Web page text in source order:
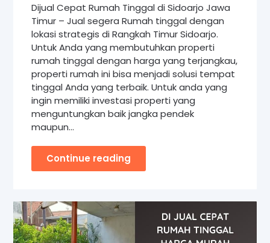
Dijual Cepat Rumah Tinggal di Sidoarjo Jawa
Timur – Jual segera Rumah tinggal dengan
lokasi strategis di Rangkah Timur Sidoarjo.
Untuk Anda yang membutuhkan properti
rumah tinggal dengan harga yang terjangkau,
properti rumah ini bisa menjadi solusi tempat
tinggal Anda yang terbaik. Untuk anda yang
ingin memiliki investasi properti yang
menguntungkan baik jangka pendek
maupun…
Continue reading